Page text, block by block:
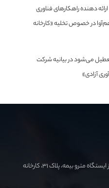
دهنده راهکارهای فناوری
در خصوص تخلیه «کارخانه
دربیانیه شرکت
آزادی»
تهران، میدان آزادی، اتوبان لشگری، بعد از ایستگاه مترو بیمه، پلاک ۳۱، کارخانه